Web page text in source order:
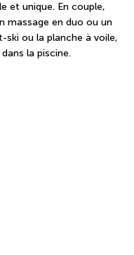
et unique. En couple,
massage en duo ou un
ski ou la planche à voile,
la piscine.